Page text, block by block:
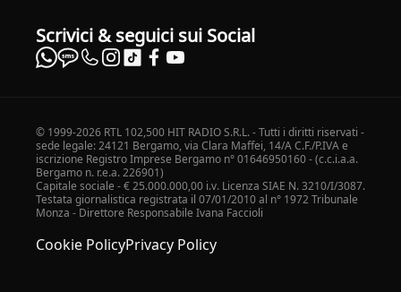
Scrivici & seguici sui Social
© 1999-2026 RTL 102,500 HIT RADIO S.R.L. - Tutti i diritti riservati -
sede legale: 24121 Bergamo, via Clara Maffei, 14/A C.F./P.IVA e
iscrizione Registro Imprese Bergamo n° 01646950160 - (c.c.i.a.a.
Bergamo n. r.e.a. 226901)
Capitale sociale - € 25.000.000,00 i.v. Licenza SIAE N. 3210/I/3087.
Testata giornalistica registrata il 07/01/2010 al n° 1972 Tribunale
Monza - Direttore Responsabile Ivana Faccioli
Cookie PolicyPrivacy Policy